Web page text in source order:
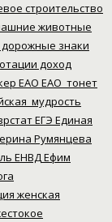
строительство
животные
дорожные знаки
доход
ЕАО ЕАО_тонет
ЕГЭ Единая
Румянцева
ЕНВДЕфим
женская